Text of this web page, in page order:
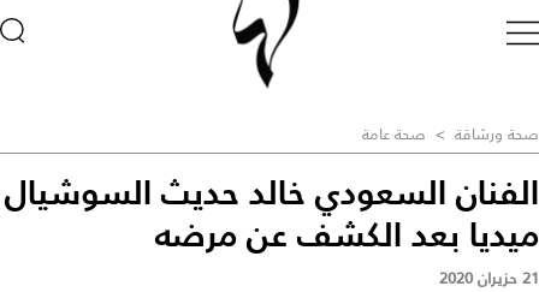
صحة ورشاقة > صحة عامة
الفنان السعودي خالد حديث السوشيال
ميديا بعد الكشف عن مرضه
21 حزيران 2020